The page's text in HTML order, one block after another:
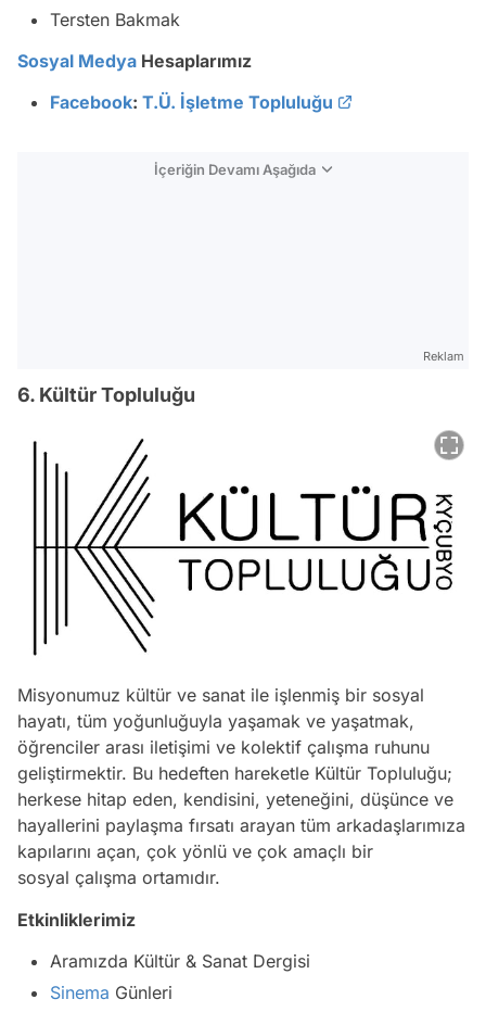
Tersten Bakmak
Sosyal Medya Hesaplarımız
Facebook: T.Ü. İşletme Topluluğu
İçeriğin Devamı Aşağıda
Reklam
6. Kültür Topluluğu
Misyonumuz kültür ve sanat ile işlenmiş bir sosyal
hayatı, tüm yoğunluğuyla yaşamak ve yaşatmak,
öğrenciler arası iletişimi ve kolektif çalışma ruhunu
geliştirmektir. Bu hedeften hareketle Kültür Topluluğu;
herkese hitap eden, kendisini, yeteneğini, düşünce ve
hayallerini paylaşma fırsatı arayan tüm arkadaşlarımıza
kapılarını açan, çok yönlü ve çok amaçlı bir
sosyal çalışma ortamıdır.
Etkinliklerimiz
Aramızda Kültür & Sanat Dergisi
Sinema Günleri